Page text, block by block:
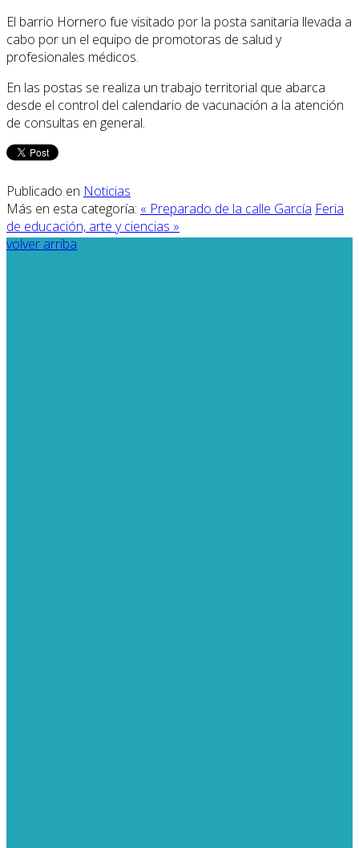
El barrio Hornero fue visitado por la posta sanitaria llevada a
cabo por un el equipo de promotoras de salud y
profesionales médicos.
En las postas se realiza un trabajo territorial que abarca
desde el control del calendario de vacunación a la atención
de consultas en general.
Publicado en Noticias
Más en esta categoría: « Preparado de la calle García Feria
de educación, arte y ciencias »
volver arriba